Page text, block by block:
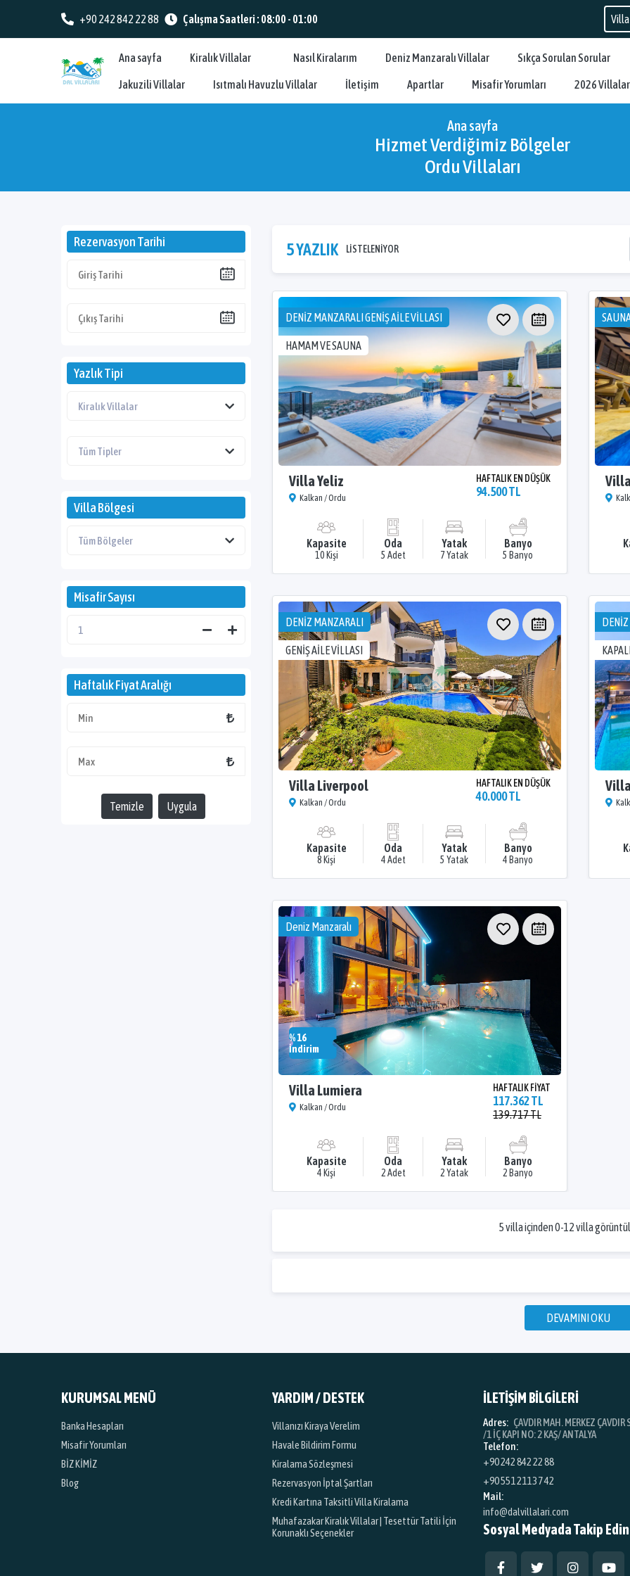
+90 242 842 22 88 Çalışma Saatleri : 08:00 - 01:00
Ana sayfa Kiralık Villalar Nasıl Kiralarım Deniz Manzaralı Villalar Sıkça Sorulan Sorular
Jakuzili Villalar Isıtmalı Havuzlu Villalar İletişim Apartlar Misafir Yorumları 2026
Ana sayfa
Hizmet Verdiğimiz Bölgeler
Ordu Villaları
Rezervasyon Tarihi
Yazlık Tipi
Villa Bölgesi
Misafir Sayısı
Haftalık Fiyat Aralığı
Temizle Uygula
5 YAZLIK LİSTELENİYOR
DENİZ MANZARALI GENİŞ AİLE VİLLASI
HAMAM VE SAUNA
Villa Yeliz
Kalkan / Ordu
HAFTALIK EN DÜŞÜK
94.500 TL
Kapasite
10 Kişi
Oda
5 Adet
Yatak
7 Yatak
Banyo
5 Banyo
DENİZ MANZARALI
GENİŞ AİLE VİLLASI
Villa Liverpool
Kalkan / Ordu
HAFTALIK EN DÜŞÜK
40.000 TL
Kapasite
8 Kişi
Oda
4 Adet
Yatak
5 Yatak
Banyo
4 Banyo
% 16
İndirim
Deniz Manzaralı
Villa Lumiera
Kalkan / Ordu
HAFTALIK FİYAT
117.362 TL
139.717 TL
Kapasite
4 Kişi
Oda
2 Adet
Yatak
2 Yatak
Banyo
2 Banyo
5 villa içinden 0-12 villa
DEVAMINI OKU
KURUMSAL MENÜ
Banka Hesapları
Misafir Yorumları
BİZ KİMİZ
Blog
YARDIM / DESTEK
Villanızı Kiraya Verelim
Havale Bildirim Formu
Kiralama Sözleşmesi
Rezervasyon İptal Şartları
Kredi Kartına Taksitli Villa Kiralama
Muhafazakar Kiralık Villalar | Tesettür Tatili İçin
Korunaklı Seçenekler
İLETİŞİM BİLGİLERİ
Adres: ÇAVDIR MAH. MERKEZ ÇAVDIR
/1 İÇ KAPI NO: 2 KAŞ/ ANTALYA
Telefon:
+90 242 842 22 88
+90 551 211 37 42
Mail:
info@dalvillalari.com
Sosyal Medyada Takip Edin